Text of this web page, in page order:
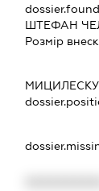
ШТЕФАН
Розмір